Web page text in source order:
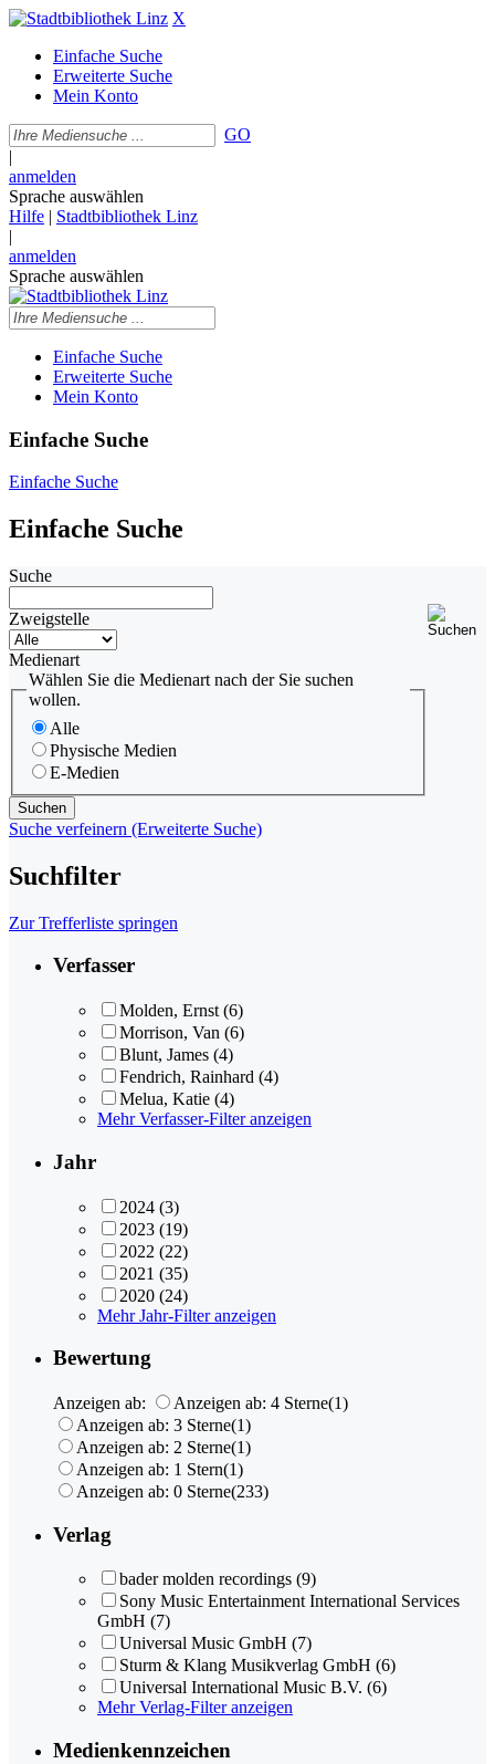
X
Einfache Suche
Erweiterte Suche
Mein Konto
GO
|
anmelden
Sprache auswählen
Hilfe | Stadtbibliothek Linz
|
anmelden
Sprache auswählen
Einfache Suche
Erweiterte Suche
Mein Konto
Einfache Suche
Einfache Suche
Einfache Suche
Suche
Zweigstelle
Medienart
Wählen Sie die Medienart nach der Sie suchen
wollen.
Alle
Physische Medien
E-Medien
Suche verfeinern (Erweiterte Suche)
Suchfilter
Zur Trefferliste springen
Verfasser
Molden, Ernst (6)
Morrison, Van (6)
Blunt, James (4)
Fendrich, Rainhard (4)
Melua, Katie (4)
Mehr Verfasser-Filter anzeigen
Jahr
2024 (3)
2023 (19)
2022 (22)
2021 (35)
2020 (24)
Mehr Jahr-Filter anzeigen
Bewertung
Anzeigen ab: Anzeigen ab: 4 Sterne(1)
Anzeigen ab: 3 Sterne(1)
Anzeigen ab: 2 Sterne(1)
Anzeigen ab: 1 Stern(1)
Anzeigen ab: 0 Sterne(233)
Verlag
bader molden recordings (9)
Sony Music Entertainment International Services
GmbH (7)
Universal Music GmbH (7)
Sturm & Klang Musikverlag GmbH (6)
Universal International Music B.V. (6)
Mehr Verlag-Filter anzeigen
Medienkennzeichen